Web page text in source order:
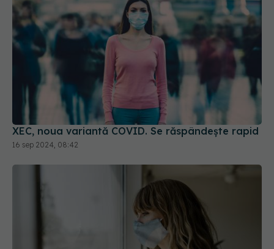
XEC, noua variantă COVID. Se răspândește rapid
16 sep 2024, 08:42